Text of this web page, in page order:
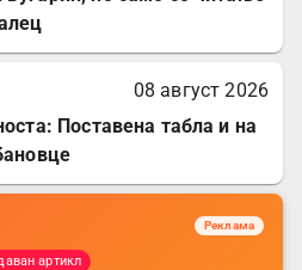
08 август 2026
Поставена табла и на
Реклама
артикл